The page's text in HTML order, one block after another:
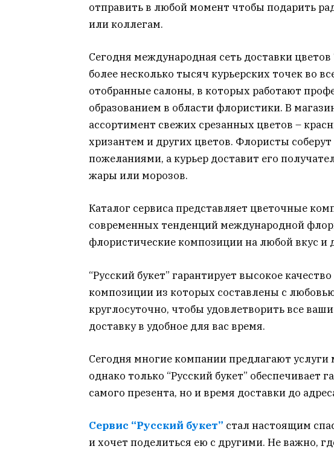
отправить в любой момент чтобы подарить
или коллегам.
Сегодня международная сеть доставки цветов
более несколько тысяч курьерских точек во
отобранные салоны, в которых работают
образованием в области флористики. В
ассортимент свежих срезанных цветов –
хризантем и других цветов. Флористы
пожеланиями, а курьер доставит его
жары или морозов.
Каталог сервиса представляет цветочные
современных тенденций международной
флористические композиции на любой вкус и
“Русский букет” гарантирует высокое
композиции из которых составлены с
круглосуточно, чтобы удовлетворить все
доставку в удобное для вас время.
Сегодня многие компании предлагают
однако только “Русский букет” обеспечивает
самого презента, но и время доставки до
Сервис “Русский букет” стал настоящим
и хочет поделиться ею с другими. Не важно,